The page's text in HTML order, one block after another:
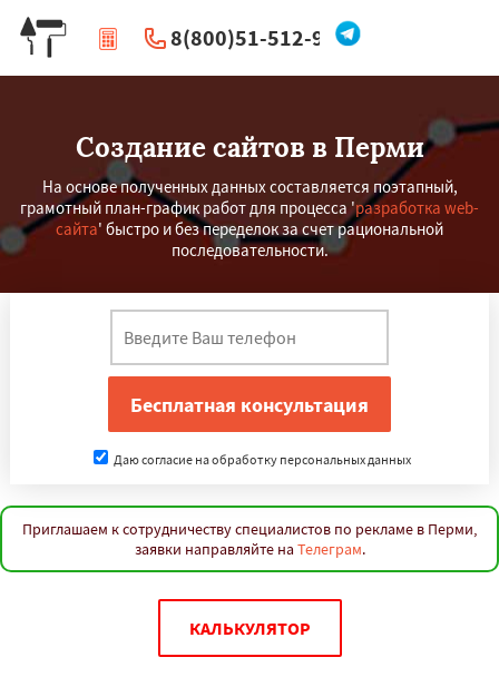
8(800)51-512-96
| Перезвоните мне
Создание сайтов в Перми
На основе полученных данных составляется поэтапный,
грамотный план-график работ для процесса 'разработка web-
сайта' быстро и без переделок за счет рациональной
последовательности.
Даю согласие на обработку персональных данных
Приглашаем к сотрудничеству специалистов по рекламе в Перми,
заявки направляйте на Телеграм.
КАЛЬКУЛЯТОР